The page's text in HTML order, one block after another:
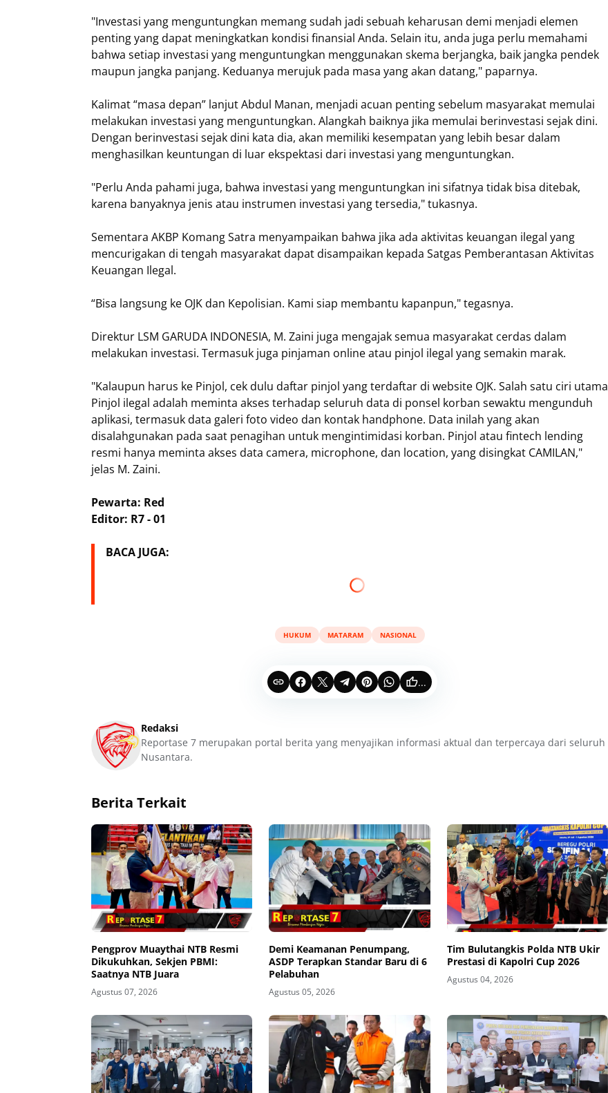
"Investasi yang menguntungkan memang sudah jadi sebuah keharusan demi menjadi elemen
penting yang dapat meningkatkan kondisi finansial Anda. Selain itu, anda juga perlu memahami
bahwa setiap investasi yang menguntungkan menggunakan skema berjangka, baik jangka pendek
maupun jangka panjang. Keduanya merujuk pada masa yang akan datang," paparnya.
Kalimat “masa depan” lanjut Abdul Manan, menjadi acuan penting sebelum masyarakat memulai
melakukan investasi yang menguntungkan. Alangkah baiknya jika memulai berinvestasi sejak dini.
Dengan berinvestasi sejak dini kata dia, akan memiliki kesempatan yang lebih besar dalam
menghasilkan keuntungan di luar ekspektasi dari investasi yang menguntungkan.
"Perlu Anda pahami juga, bahwa investasi yang menguntungkan ini sifatnya tidak bisa ditebak,
karena banyaknya jenis atau instrumen investasi yang tersedia," tukasnya.
Sementara AKBP Komang Satra menyampaikan bahwa jika ada aktivitas keuangan ilegal yang
mencurigakan di tengah masyarakat dapat disampaikan kepada Satgas Pemberantasan Aktivitas
Keuangan Ilegal.
“Bisa langsung ke OJK dan Kepolisian. Kami siap membantu kapanpun," tegasnya.
Direktur LSM GARUDA INDONESIA, M. Zaini juga mengajak semua masyarakat cerdas dalam
melakukan investasi. Termasuk juga pinjaman online atau pinjol ilegal yang semakin marak.
"Kalaupun harus ke Pinjol, cek dulu daftar pinjol yang terdaftar di website OJK. Salah satu ciri utama
Pinjol ilegal adalah meminta akses terhadap seluruh data di ponsel korban sewaktu mengunduh
aplikasi, termasuk data galeri foto video dan kontak handphone. Data inilah yang akan
disalahgunakan pada saat penagihan untuk mengintimidasi korban. Pinjol atau fintech lending
resmi hanya meminta akses data camera, microphone, dan location, yang disingkat CAMILAN,"
jelas M. Zaini.
Pewarta: Red
Editor: R7 - 01
BACA JUGA:
HUKUM MATARAM NASIONAL
...
Redaksi
Reportase 7 merupakan portal berita yang menyajikan informasi aktual dan terpercaya dari seluruh
Nusantara.
Berita Terkait
Pengprov Muaythai NTB Resmi
Dikukuhkan, Sekjen PBMI:
Saatnya NTB Juara
Agustus 07, 2026
Demi Keamanan Penumpang,
ASDP Terapkan Standar Baru di 6
Pelabuhan
Agustus 05, 2026
Tim Bulutangkis Polda NTB Ukir
Prestasi di Kapolri Cup 2026
Agustus 04, 2026